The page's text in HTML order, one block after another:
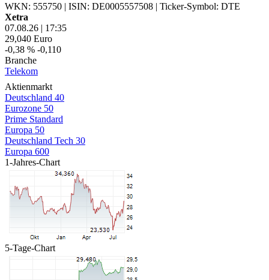
WKN: 555750 | ISIN: DE0005557508 | Ticker-Symbol: DTE
Xetra
07.08.26 | 17:35
29,040 Euro
-0,38 % -0,110
Branche
Telekom
Aktienmarkt
Deutschland 40
Eurozone 50
Prime Standard
Europa 50
Deutschland Tech 30
Europa 600
1-Jahres-Chart
5-Tage-Chart